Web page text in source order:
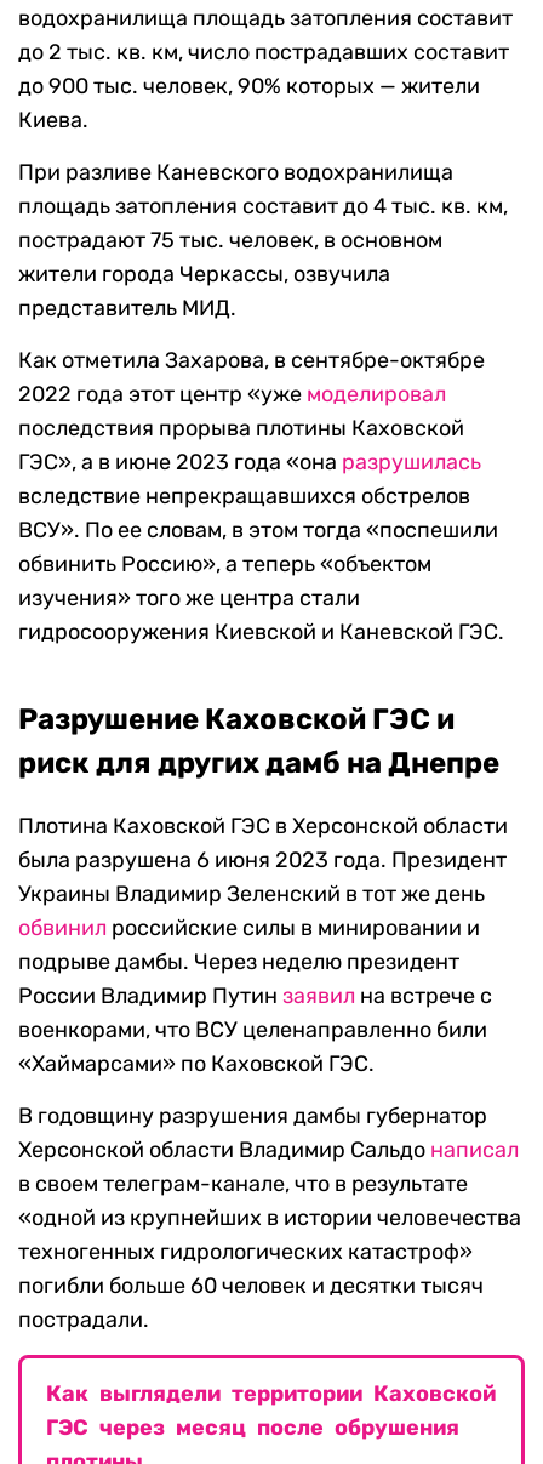
водохранилища площадь затопления составит
до 2 тыс. кв. км, число пострадавших составит
до 900 тыс. человек, 90% которых — жители
Киева.
При разливе Каневского водохранилища
площадь затопления составит до 4 тыс. кв. км,
пострадают 75 тыс. человек, в основном
жители города Черкассы, озвучила
представитель МИД.
Как отметила Захарова, в сентябре-октябре
2022 года этот центр «уже моделировал
последствия прорыва плотины Каховской
ГЭС», а в июне 2023 года «она разрушилась
вследствие непрекращавшихся обстрелов
ВСУ». По ее словам, в этом тогда «поспешили
обвинить Россию», а теперь «объектом
изучения» того же центра стали
гидросооружения Киевской и Каневской ГЭС.
Разрушение Каховской ГЭС и
риск для других дамб на Днепре
Плотина Каховской ГЭС в Херсонской области
была разрушена 6 июня 2023 года. Президент
Украины Владимир Зеленский в тот же день
обвинил российские силы в минировании и
подрыве дамбы. Через неделю президент
России Владимир Путин заявил на встрече с
военкорами, что ВСУ целенаправленно били
«Хаймарсами» по Каховской ГЭС.
В годовщину разрушения дамбы губернатор
Херсонской области Владимир Сальдо написал
в своем телеграм-канале, что в результате
«одной из крупнейших в истории человечества
техногенных гидрологических катастроф»
погибли больше 60 человек и десятки тысяч
пострадали.
Как выглядели территории Каховской
ГЭС через месяц после обрушения